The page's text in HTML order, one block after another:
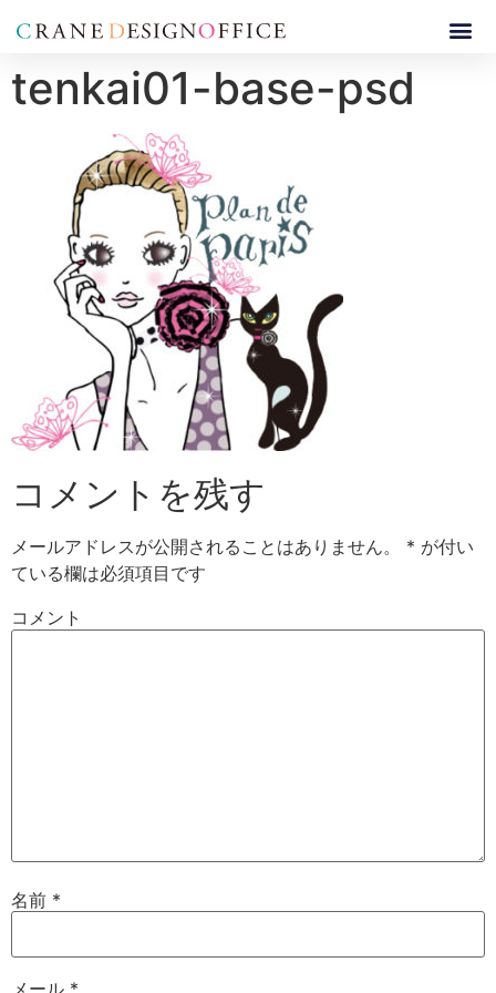
tenkai01-base-psd
コメントを残す
メールアドレスが公開されることはありません。 * が付い
ている欄は必須項目です
コメント
名前 *